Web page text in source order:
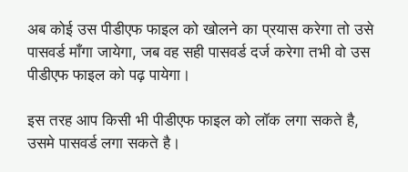
अब कोई उस पीडीएफ फाइल को खोलने का प्रयास करेगा तो उसे
पासवर्ड माँगा जायेगा, जब वह सही पासवर्ड दर्ज करेगा तभी वो उस
पीडीएफ फाइल को पढ़ पायेगा।
इस तरह आप किसी भी पीडीएफ फाइल को लॉक लगा सकते है,
उसमे पासवर्ड लगा सकते है।